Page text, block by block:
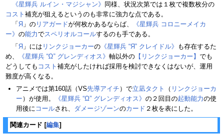
《星輝兵 ルイン・マジシャン》 同様、状況次第では１枚で複数枚分の
コスト 補充が狙えるというのも非常に強力な点である。
「 Я 」の リアガードが何枚かあるならば、
《星輝兵 コロニーメイカ
ー》 の能力でスペリオルコールするのも手である。
「 Я 」には リンクジョーカーの 《星輝兵 “Я” クレイドル》 も存在するた
め、
《星輝兵 “Ω” グレンディオス》 軸以外の 【リンクジョーカー】 でも
どうしても コスト 補充がしたければ採用を検討できなくはないが、運用
難度が高くなる。
アニメでは第160話（VS先導アイチ ）で立凪タクト （ リンクジョーカ
ー ）が使用。 《星輝兵 “Ω” グレンディオス》 の２回目の起動能力の使
用後に コールされ、 ダメージゾーンのカード ２枚を表にした。
関連カード [編集]